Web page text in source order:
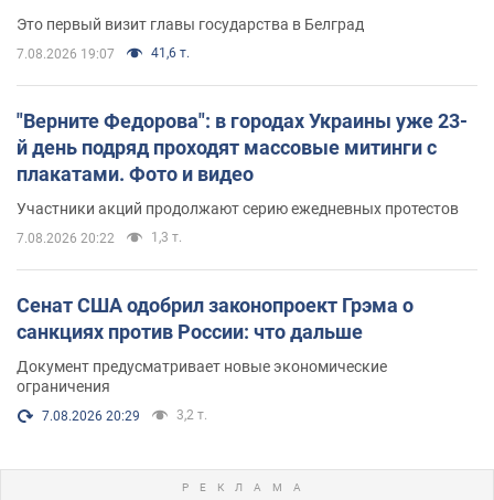
Это первый визит главы государства в Белград
7.08.2026 19:07 41,6 т.
"Верните Федорова": в городах Украины уже 23-
й день подряд проходят массовые митинги с
плакатами. Фото и видео
Участники акций продолжают серию ежедневных протестов
7.08.2026 20:22 1,3 т.
Сенат США одобрил законопроект Грэма о
санкциях против России: что дальше
Документ предусматривает новые экономические
ограничения
7.08.2026 20:29 3,2 т.